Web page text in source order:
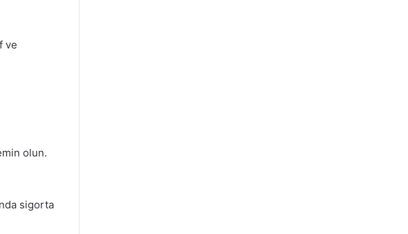
ve
olun.
sigorta